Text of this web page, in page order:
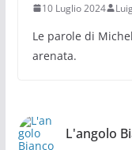
10 Luglio 2024
Le parole di
arenata.
L'angolo